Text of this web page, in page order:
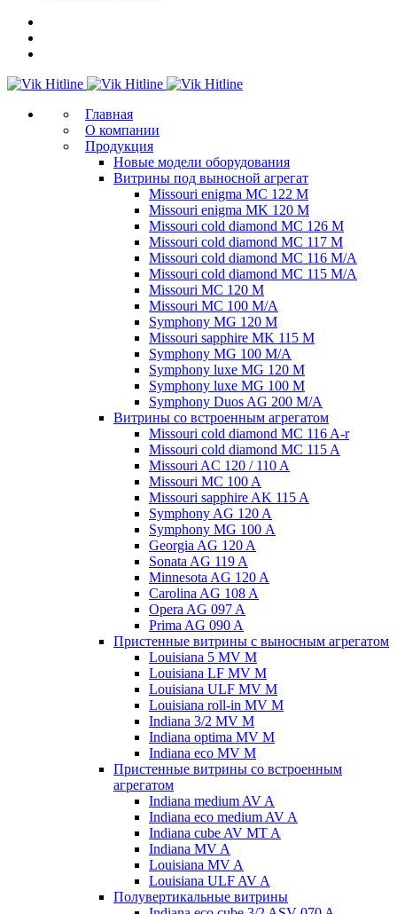
Главная
О компании
Продукция
Новые модели оборудования
Витрины под выносной агрегат
Missouri enigma MC 122 M
Missouri enigma MK 120 M
Missouri cold diamond MC 126 M
Missouri cold diamond MC 117 M
Missouri cold diamond MC 116 M/A
Missouri cold diamond MC 115 M/A
Missouri MC 120 M
Missouri MC 100 M/A
Symphony MG 120 M
Missouri sapphire MK 115 M
Symphony MG 100 M/А
Symphony luxe MG 120 M
Symphony luxe MG 100 M
Symphony Duos AG 200 M/A
Витрины со встроенным агрегатом
Missouri cold diamond MC 116 A-r
Missouri cold diamond MC 115 A
Missouri AC 120 / 110 A
Missouri MC 100 A
Missouri sapphire AK 115 A
Symphony AG 120 A
Symphony MG 100 А
Georgia AG 120 A
Sonata AG 119 A
Minnesota AG 120 A
Carolina AG 108 A
Opera AG 097 A
Prima AG 090 A
Пристенные витрины с выносным агрегатом
Louisiana 5 MV M
Louisiana LF MV M
Louisiana ULF MV M
Louisiana roll-in MV M
Indiana 3/2 MV M
Indiana optima MV M
Indiana eco MV M
Пристенные витрины со встроенным
агрегатом
Indiana medium AV A
Indiana eco medium AV A
Indiana cube AV MT A
Indiana MV A
Louisiana MV A
Louisiana ULF AV A
Полувертикальные витрины